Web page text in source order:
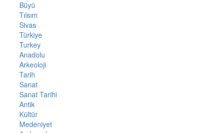
Büyü
Tılsım
Sivas
Türkiye
Turkey
Anadolu
Arkeoloji
Tarih
Sanat
Sanat Tarihi
Antik
Kültür
Medeniyet